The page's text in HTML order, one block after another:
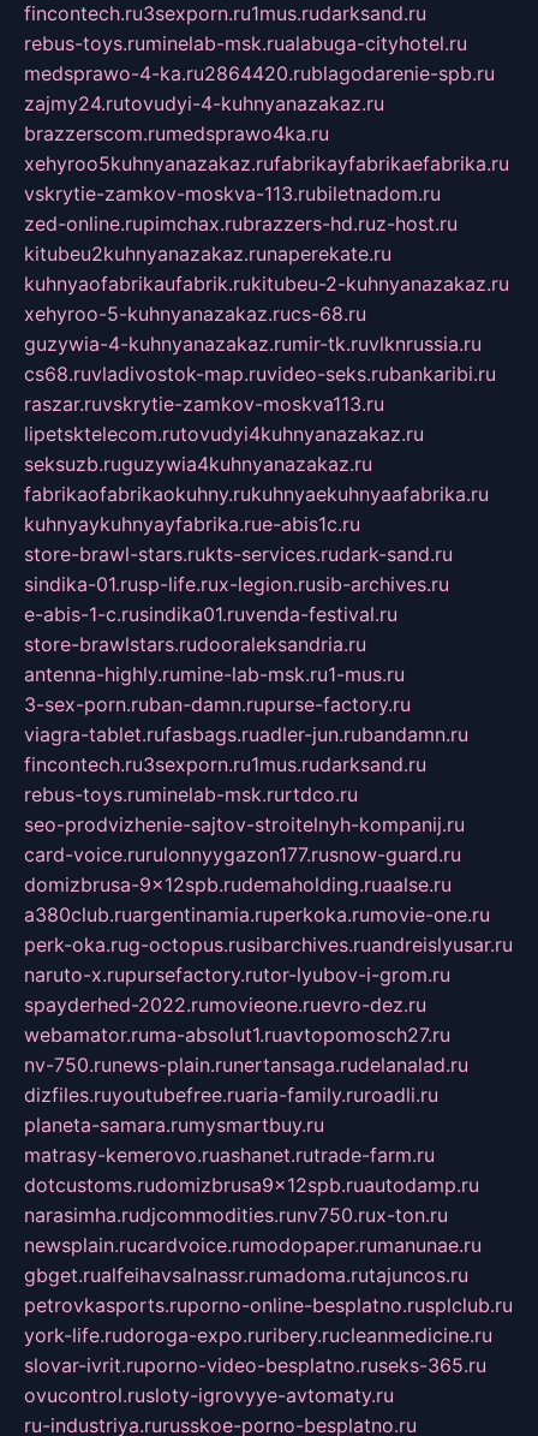
fincontech.ru3sexporn.ru1mus.rudarksand.ru
rebus-toys.ruminelab-msk.rualabuga-cityhotel.ru
medsprawo-4-ka.ru2864420.rublagodarenie-spb.ru
zajmy24.rutovudyi-4-kuhnyanazakaz.ru
brazzerscom.rumedsprawo4ka.ru
xehyroo5kuhnyanazakaz.rufabrikayfabrikaefabrika.ru
vskrytie-zamkov-moskva-113.rubiletnadom.ru
zed-online.rupimchax.rubrazzers-hd.ruz-host.ru
kitubeu2kuhnyanazakaz.runaperekate.ru
kuhnyaofabrikaufabrik.rukitubeu-2-kuhnyanazakaz.ru
xehyroo-5-kuhnyanazakaz.rucs-68.ru
guzywia-4-kuhnyanazakaz.rumir-tk.ruvlknrussia.ru
cs68.ruvladivostok-map.ruvideo-seks.rubankaribi.ru
raszar.ruvskrytie-zamkov-moskva113.ru
lipetsktelecom.rutovudyi4kuhnyanazakaz.ru
seksuzb.ruguzywia4kuhnyanazakaz.ru
fabrikaofabrikaokuhny.rukuhnyaekuhnyaafabrika.ru
kuhnyaykuhnyayfabrika.rue-abis1c.ru
store-brawl-stars.rukts-services.rudark-sand.ru
sindika-01.rusp-life.rux-legion.rusib-archives.ru
e-abis-1-c.rusindika01.ruvenda-festival.ru
store-brawlstars.rudooraleksandria.ru
antenna-highly.rumine-lab-msk.ru1-mus.ru
3-sex-porn.ruban-damn.rupurse-factory.ru
viagra-tablet.rufasbags.ruadler-jun.rubandamn.ru
fincontech.ru3sexporn.ru1mus.rudarksand.ru
rebus-toys.ruminelab-msk.rurtdco.ru
seo-prodvizhenie-sajtov-stroitelnyh-kompanij.ru
card-voice.rurulonnyygazon177.rusnow-guard.ru
domizbrusa-9x12spb.rudemaholding.ruaalse.ru
a380club.ruargentinamia.ruperkoka.rumovie-one.ru
perk-oka.rug-octopus.rusibarchives.ruandreislyusar.ru
naruto-x.rupursefactory.rutor-lyubov-i-grom.ru
spayderhed-2022.rumovieone.ruevro-dez.ru
webamator.ruma-absolut1.ruavtopomosch27.ru
nv-750.runews-plain.runertansaga.rudelanalad.ru
dizfiles.ruyoutubefree.ruaria-family.ruroadli.ru
planeta-samara.rumysmartbuy.ru
matrasy-kemerovo.ruashanet.rutrade-farm.ru
dotcustoms.rudomizbrusa9x12spb.ruautodamp.ru
narasimha.rudjcommodities.runv750.rux-ton.ru
newsplain.rucardvoice.rumodopaper.rumanunae.ru
gbget.rualfeihavsalnassr.rumadoma.rutajuncos.ru
petrovkasports.ruporno-online-besplatno.rusplclub.ru
york-life.rudoroga-expo.ruribery.rucleanmedicine.ru
slovar-ivrit.ruporno-video-besplatno.ruseks-365.ru
ovucontrol.rusloty-igrovyye-avtomaty.ru
ru-industriya.rurusskoe-porno-besplatno.ru